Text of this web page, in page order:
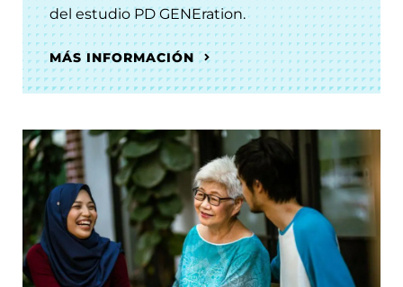
del estudio PD GENEration.
MÁS INFORMACIÓN